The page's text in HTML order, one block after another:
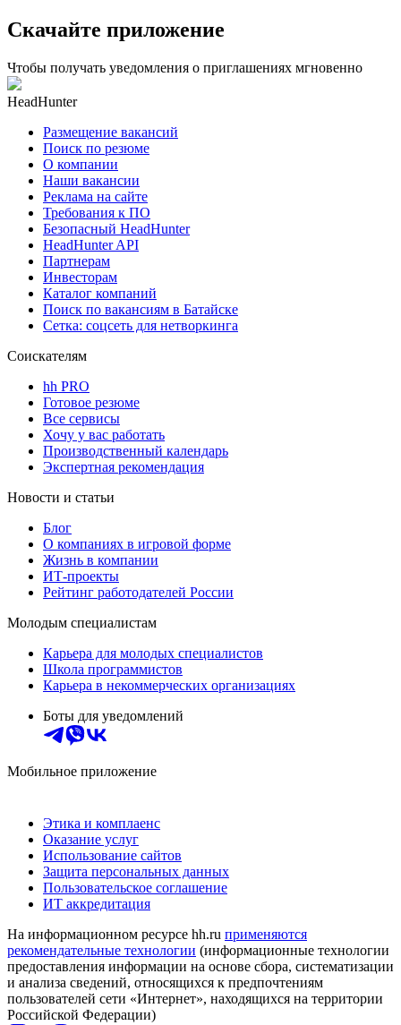
Скачайте приложение
Чтобы получать уведомления о приглашениях мгновенно
HeadHunter
Размещение вакансий
Поиск по резюме
О компании
Наши вакансии
Реклама на сайте
Требования к ПО
Безопасный HeadHunter
HeadHunter API
Партнерам
Инвесторам
Каталог компаний
Поиск по вакансиям в Батайске
Сетка: соцсеть для нетворкинга
Соискателям
hh PRO
Готовое резюме
Все сервисы
Хочу у вас работать
Производственный календарь
Экспертная рекомендация
Новости и статьи
Блог
О компаниях в игровой форме
Жизнь в компании
ИТ-проекты
Рейтинг работодателей России
Молодым специалистам
Карьера для молодых специалистов
Школа программистов
Карьера в некоммерческих организациях
Боты для уведомлений
Мобильное приложение
Этика и комплаенс
Оказание услуг
Использование сайтов
Защита персональных данных
Пользовательское соглашение
ИТ аккредитация
На информационном ресурсе hh.ru применяются
рекомендательные технологии (информационные технологии
предоставления информации на основе сбора, систематизации
и анализа сведений, относящихся к предпочтениям
пользователей сети «Интернет», находящихся на территории
Российской Федерации)